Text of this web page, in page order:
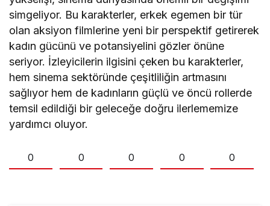
simgeliyor. Bu karakterler, erkek egemen bir tür
olan aksiyon filmlerine yeni bir perspektif getirerek
kadın gücünü ve potansiyelini gözler önüne
seriyor. İzleyicilerin ilgisini çeken bu karakterler,
hem sinema sektöründe çeşitliliğin artmasını
sağlıyor hem de kadınların güçlü ve öncü rollerde
temsil edildiği bir geleceğe doğru ilerlememize
yardımcı oluyor.
0 0 0 0 0